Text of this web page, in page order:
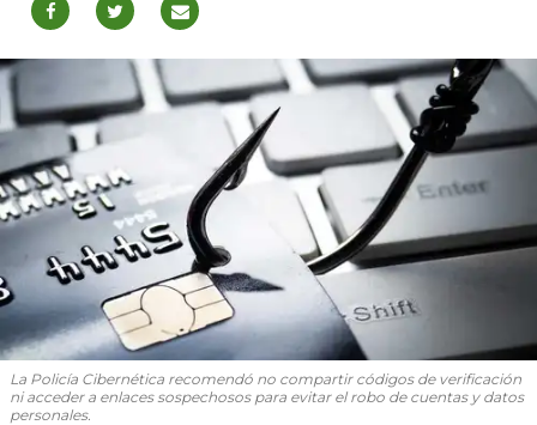
La Policía Cibernética recomendó no compartir códigos de verificación
ni acceder a enlaces sospechosos para evitar el robo de cuentas y datos
personales.